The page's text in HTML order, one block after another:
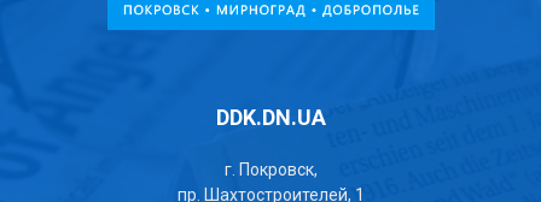
DDK.DN.UA
г. Покровск,
пр. Шахтостроителей, 1